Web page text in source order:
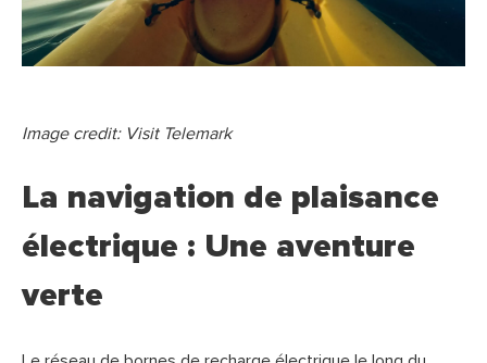
Image credit: Visit Telemark
La navigation de plaisance
électrique : Une aventure
verte